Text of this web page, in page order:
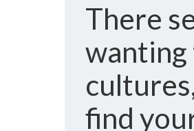
There
wanting
find